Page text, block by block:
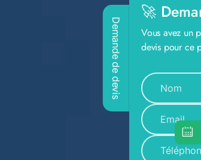
Demande de devis
🚀
Vous avez un
devis pour ce
@